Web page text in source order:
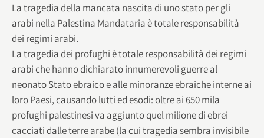
La tragedia della mancata nascita di uno stato per gli
arabi nella Palestina Mandataria è totale responsabilità
dei regimi arabi.
La tragedia dei profughi è totale responsabilità dei regimi
arabi che hanno dichiarato innumerevoli guerre al
neonato Stato ebraico e alle minoranze ebraiche interne ai
loro Paesi, causando lutti ed esodi: oltre ai 650 mila
profughi palestinesi va aggiunto quel milione di ebrei
cacciati dalle terre arabe (la cui tragedia sembra invisibile